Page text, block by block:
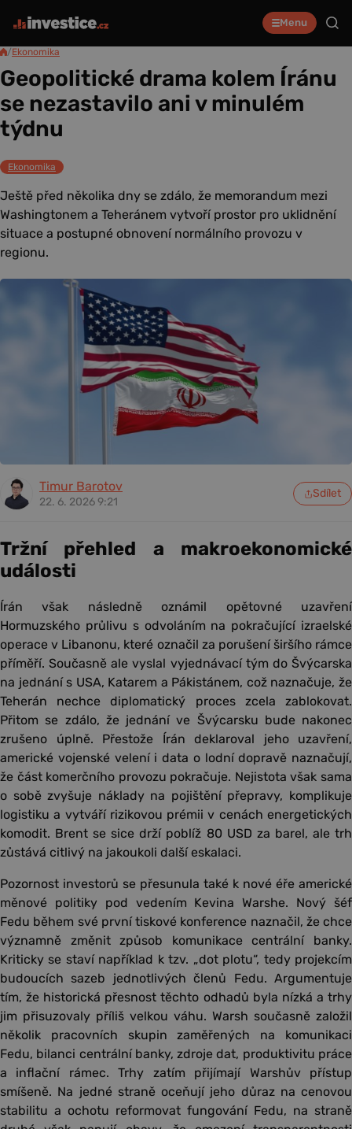
Menu
/Ekonomika
Geopolitické drama kolem Íránu
se nezastavilo ani v minulém
týdnu
Ekonomika
Ještě před několika dny se zdálo, že memorandum mezi
Washingtonem a Teheránem vytvoří prostor pro uklidnění
situace a postupné obnovení normálního provozu v
regionu.
Timur Barotov
22. 6. 2026 9:21
Sdílet
Tržní přehled a makroekonomické
události
Írán však následně oznámil opětovné uzavření
Hormuzského průlivu s odvoláním na pokračující izraelské
operace v Libanonu, které označil za porušení širšího rámce
příměří. Současně ale vyslal vyjednávací tým do Švýcarska
na jednání s USA, Katarem a Pákistánem, což naznačuje, že
Teherán nechce diplomatický proces zcela zablokovat.
Přitom se zdálo, že jednání ve Švýcarsku bude nakonec
zrušeno úplně. Přestože Írán deklaroval jeho uzavření,
americké vojenské velení i data o lodní dopravě naznačují,
že část komerčního provozu pokračuje. Nejistota však sama
o sobě zvyšuje náklady na pojištění přepravy, komplikuje
logistiku a vytváří rizikovou prémii v cenách energetických
komodit. Brent se sice drží poblíž 80 USD za barel, ale trh
zůstává citlivý na jakoukoli další eskalaci.
Pozornost investorů se přesunula také k nové éře americké
měnové politiky pod vedením Kevina Warshe. Nový šéf
Fedu během své první tiskové konference naznačil, že chce
významně změnit způsob komunikace centrální banky.
Kriticky se staví například k tzv. „dot plotu“, tedy projekcím
budoucích sazeb jednotlivých členů Fedu. Argumentuje
tím, že historická přesnost těchto odhadů byla nízká a trhy
jim přisuzovaly příliš velkou váhu. Warsh současně založil
několik pracovních skupin zaměřených na komunikaci
Fedu, bilanci centrální banky, zdroje dat, produktivitu práce
a inflační rámec. Trhy zatím přijímají Warshův přístup
smíšeně. Na jedné straně oceňují jeho důraz na cenovou
stabilitu a ochotu reformovat fungování Fedu, na straně